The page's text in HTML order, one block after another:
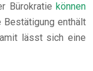
Bürokratie können
enthält
lässt sich eine